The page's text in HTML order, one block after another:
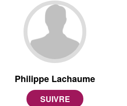
Philippe Lachaume